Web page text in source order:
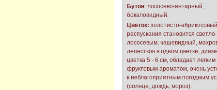
Бутон: лососево-янтарный,
бокаловидный.
Цветок: золотисто-
распускания становится светло-
лососевым, чашевидный,
лепестков в одном цветке,
цветка 5 - 6 см, обладает легким
фруктовым ароматом, очень
к неблагоприятным погодным
(солнце, дождь, мороз).